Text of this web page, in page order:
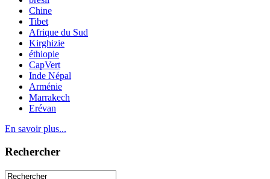
Chine
Tibet
Afrique du Sud
Kirghizie
éthiopie
CapVert
Inde Népal
Arménie
Marrakech
Erévan
En savoir plus...
Rechercher